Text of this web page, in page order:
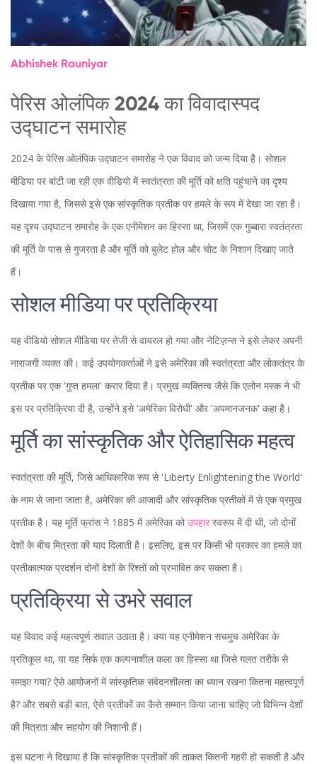
Abhishek Rauniyar
पेरिस ओलंपिक 2024 का विवादास्पद
उद्घाटन समारोह
2024 के पेरिस ओलंपिक उद्घाटन समारोह ने एक विवाद को जन्म दिया है। सोशल
मीडिया पर बांटी जा रही एक वीडियो में स्वतंत्रता की मूर्ति को क्षति पहुंचाने का दृश्य
दिखाया गया है, जिससे इसे एक सांस्कृतिक प्रतीक पर हमले के रूप में देखा जा रहा है।
यह दृश्य उद्घाटन समारोह के एक एनीमेशन का हिस्सा था, जिसमें एक गुब्बारा स्वतंत्रता
की मूर्ति के पास से गुजरता है और मूर्ति को बुलेट होल और चोट के निशान दिखाए जाते
हैं।
सोशल मीडिया पर प्रतिक्रिया
यह वीडियो सोशल मीडिया पर तेजी से वायरल हो गया और नेटिज़न्स ने इसे लेकर अपनी
नाराजगी व्यक्त की। कई उपयोगकर्ताओं ने इसे अमेरिका की स्वतंत्रता और लोकतंत्र के
प्रतीक पर एक 'गुप्त हमला' करार दिया है। प्रमुख व्यक्तित्व जैसे कि एलोन मस्क ने भी
इस पर प्रतिक्रिया दी है, उन्होंने इसे 'अमेरिका विरोधी' और 'अपमानजनक' कहा है।
मूर्ति का सांस्कृतिक और ऐतिहासिक महत्व
स्वतंत्रता की मूर्ति, जिसे आधिकारिक रूप से 'Liberty Enlightening the World'
के नाम से जाना जाता है, अमेरिका की आजादी और सांस्कृतिक प्रतीकों में से एक प्रमुख
प्रतीक है। यह मूर्ति फ्रांस ने 1885 में अमेरिका कोउपहार स्वरूप में दी थी, जो दोनों
देशों के बीच मित्रता की याद दिलाती है। इसलिए, इस पर किसी भी प्रकार का हमले का
प्रतीकात्मक प्रदर्शन दोनों देशों के रिश्तों को प्रभावित कर सकता है।
प्रतिक्रिया से उभरे सवाल
यह विवाद कई महत्वपूर्ण सवाल उठाता है। क्या यह एनीमेशन सचमुच अमेरिका के
प्रतिकूल था, या यह सिर्फ एक कल्पनाशील कला का हिस्सा था जिसे गलत तरीके से
समझा गया? ऐसे आयोजनों में सांस्कृतिक संवेदनशीलता का ध्यान रखना कितना महत्वपूर्ण
है? और सबसे बड़ी बात, ऐसे प्रतीकों का कैसे सम्मान किया जाना चाहिए जो विभिन्न देशों
की मित्रता और सहयोग की निशानी हैं।
इस घटना ने दिखाया है कि सांस्कृतिक प्रतीकों की ताकत कितनी गहरी हो सकती है और